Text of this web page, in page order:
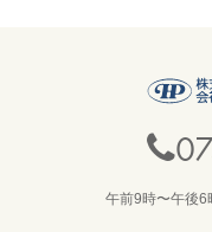
午前9時〜午後6